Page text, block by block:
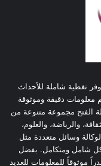
توفر تغطية شاملة للأحداث
معلومات دقيقة وموثوقة
الفتح مجموعة متنوعة من
والرياضة، والعلوم،
وسائل متعددة مثل
شامل ومتكامل. بفضل
موثوقاً للمعلومات للعديد